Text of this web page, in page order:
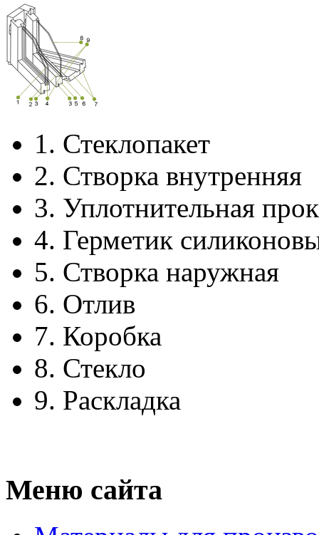
1. Стеклопакет
2. Створка внутренняя
3. Уплотнительная
4. Герметик
5. Створка наружная
6. Отлив
7. Коробка
8. Стекло
9. Раскладка
Меню сайта